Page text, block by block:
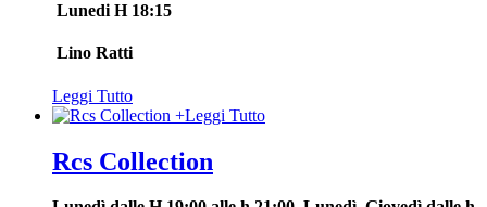
Lunedi H 18:15
Lino Ratti
Leggi Tutto
+Leggi Tutto
Rcs Collection